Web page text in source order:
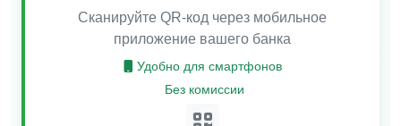
Сканируйте QR-код через мобильное
приложение вашего банка
Удобно для смартфонов
Без комиссии